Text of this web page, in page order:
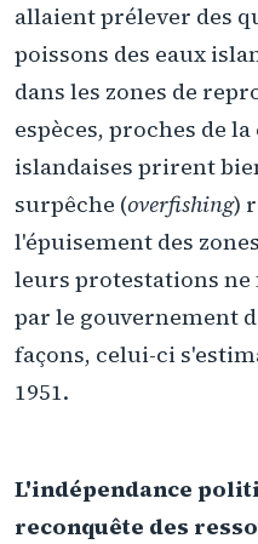
allaient prélever des
poissons des eaux
dans les zones de
espèces, proches de
islandaises prirent
surpêche (overfishing)
l'épuisement des
leurs protestations
par le gouvernement
façons, celui-ci
1951.
L'indépendance
reconquête des